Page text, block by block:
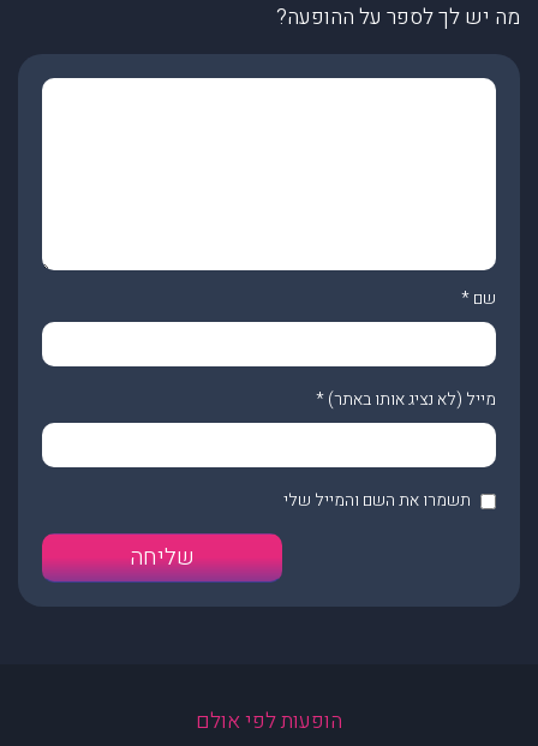
מה יש לך לספר על ההופעה?
שם*
מייל (לא נציג אותו באתר)*
תשמרו את השם והמייל שלי
הופעות לפי אולם